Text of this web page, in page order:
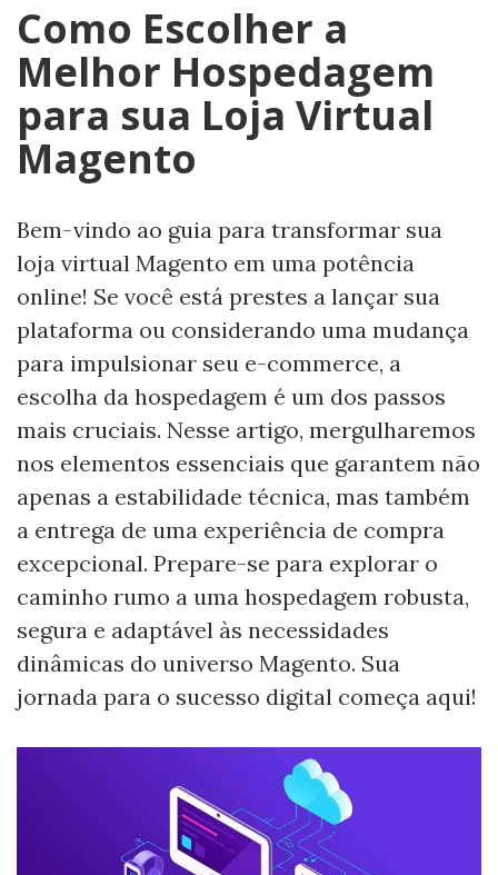
Como Escolher a
Melhor Hospedagem
para sua Loja Virtual
Magento
Bem-vindo ao guia para transformar sua
loja virtual Magento em uma potência
online! Se você está prestes a lançar sua
plataforma ou considerando uma mudança
para impulsionar seu e-commerce, a
escolha da hospedagem é um dos passos
mais cruciais. Nesse artigo, mergulharemos
nos elementos essenciais que garantem não
apenas a estabilidade técnica, mas também
a entrega de uma experiência de compra
excepcional. Prepare-se para explorar o
caminho rumo a uma hospedagem robusta,
segura e adaptável às necessidades
dinâmicas do universo Magento. Sua
jornada para o sucesso digital começa aqui!